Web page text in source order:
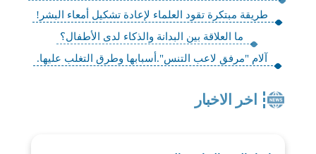
طريقة مبتكرة تقود العلماء لإعادة تشكيل أمعاء البشر!
ما العلاقة بين البدانة والذكاء لدى الأطفال؟
آلام "مرفق لاعب التنس".أسبابها وطرق التغلب عليها.
اخر الاخبار